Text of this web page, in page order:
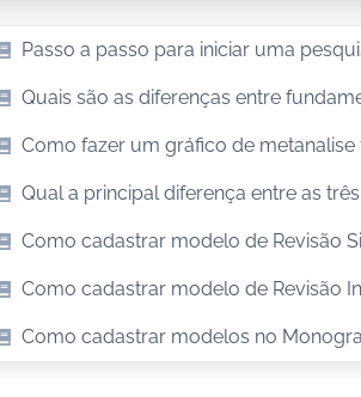
Passo a passo para iniciar uma
Quais são as diferenças entre
Como fazer um gráfico de
Qual a principal diferença entre as
Como cadastrar modelo de Revisão
Como cadastrar modelo de Revisão
Como cadastrar modelos no